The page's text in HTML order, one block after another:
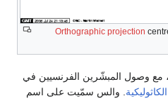
Orthographic projection
مع وصول المبشّرين الفرنسيين في
الكاثوليكية . والس سمّيت على اسم